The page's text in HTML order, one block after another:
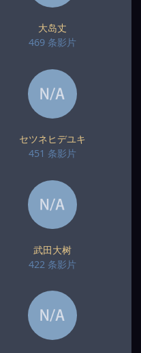
大岛丈
469 条影片
セツネヒデユキ
451 条影片
武田大树
422 条影片